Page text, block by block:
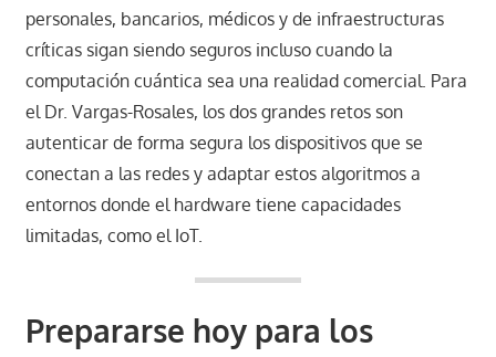
personales, bancarios, médicos y de infraestructuras
críticas sigan siendo seguros incluso cuando la
computación cuántica sea una realidad comercial. Para
el Dr. Vargas-Rosales, los dos grandes retos son
autenticar de forma segura los dispositivos que se
conectan a las redes y adaptar estos algoritmos a
entornos donde el hardware tiene capacidades
limitadas, como el IoT.
Prepararse hoy para los